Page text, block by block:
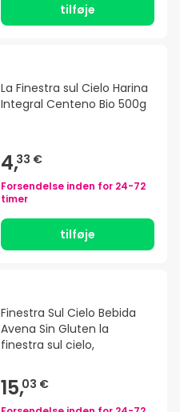
tilføje
La Finestra sul Cielo Harina
Integral Centeno Bio 500g
4,33 €
Forsendelse inden for 24-72
timer
tilføje
Finestra Sul Cielo Bebida
Avena Sin Gluten la
finestra sul cielo,
15,03 €